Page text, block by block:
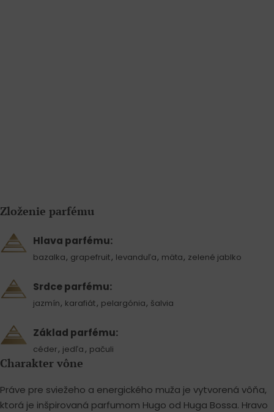
Zloženie parfému
Hlava parfému:
bazalka, grapefruit, levanduľa, mäta, zelené jablko
Srdce parfému:
jazmín, karafiát, pelargónia, šalvia
Základ parfému:
céder, jedľa , pačuli
Charakter vône
Práve pre sviežeho a energického muža je vytvorená vôňa,
ktorá je inšpirovaná parfumom Hugo od Huga Bossa. Hravo